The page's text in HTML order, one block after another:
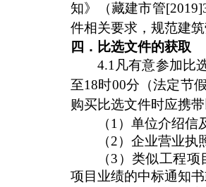
知》（藏建市管
件相关要求，规范建
四．比选文件的获取
4.1凡有意参加比
至18时00分 （法定节
购买比选文件时应携
（1）单位介绍
（2）企业营业
（3）类似工程
项目业绩的中标通知